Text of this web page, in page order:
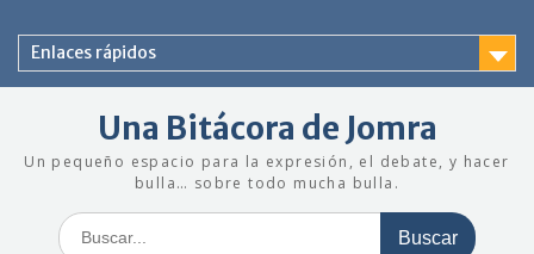
contenido
Enlaces rápidos
Una Bitácora de Jomra
Un pequeño espacio para la expresión, el debate, y hacer
bulla… sobre todo mucha bulla.
Buscar: